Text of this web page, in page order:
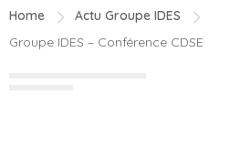
Home
Actu Groupe IDES
Groupe IDES – Conférence CDSE